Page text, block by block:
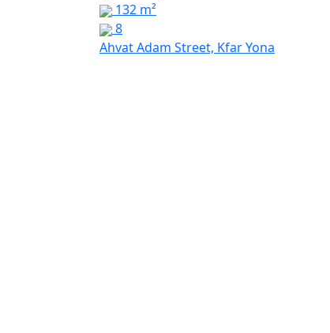
132 m²
8
Ahvat Adam Street, Kfar Yona